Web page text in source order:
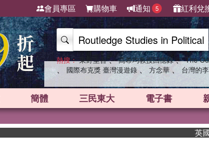
會員專區 購物車 通知 5 紅利兌
熱搜： 東野圭吾 、 高希均教授回憶錄 、 The
、 國際布克獎 臺灣漫遊錄 、 方念華 、 台灣的
簡體 三民東大 電子書
英國